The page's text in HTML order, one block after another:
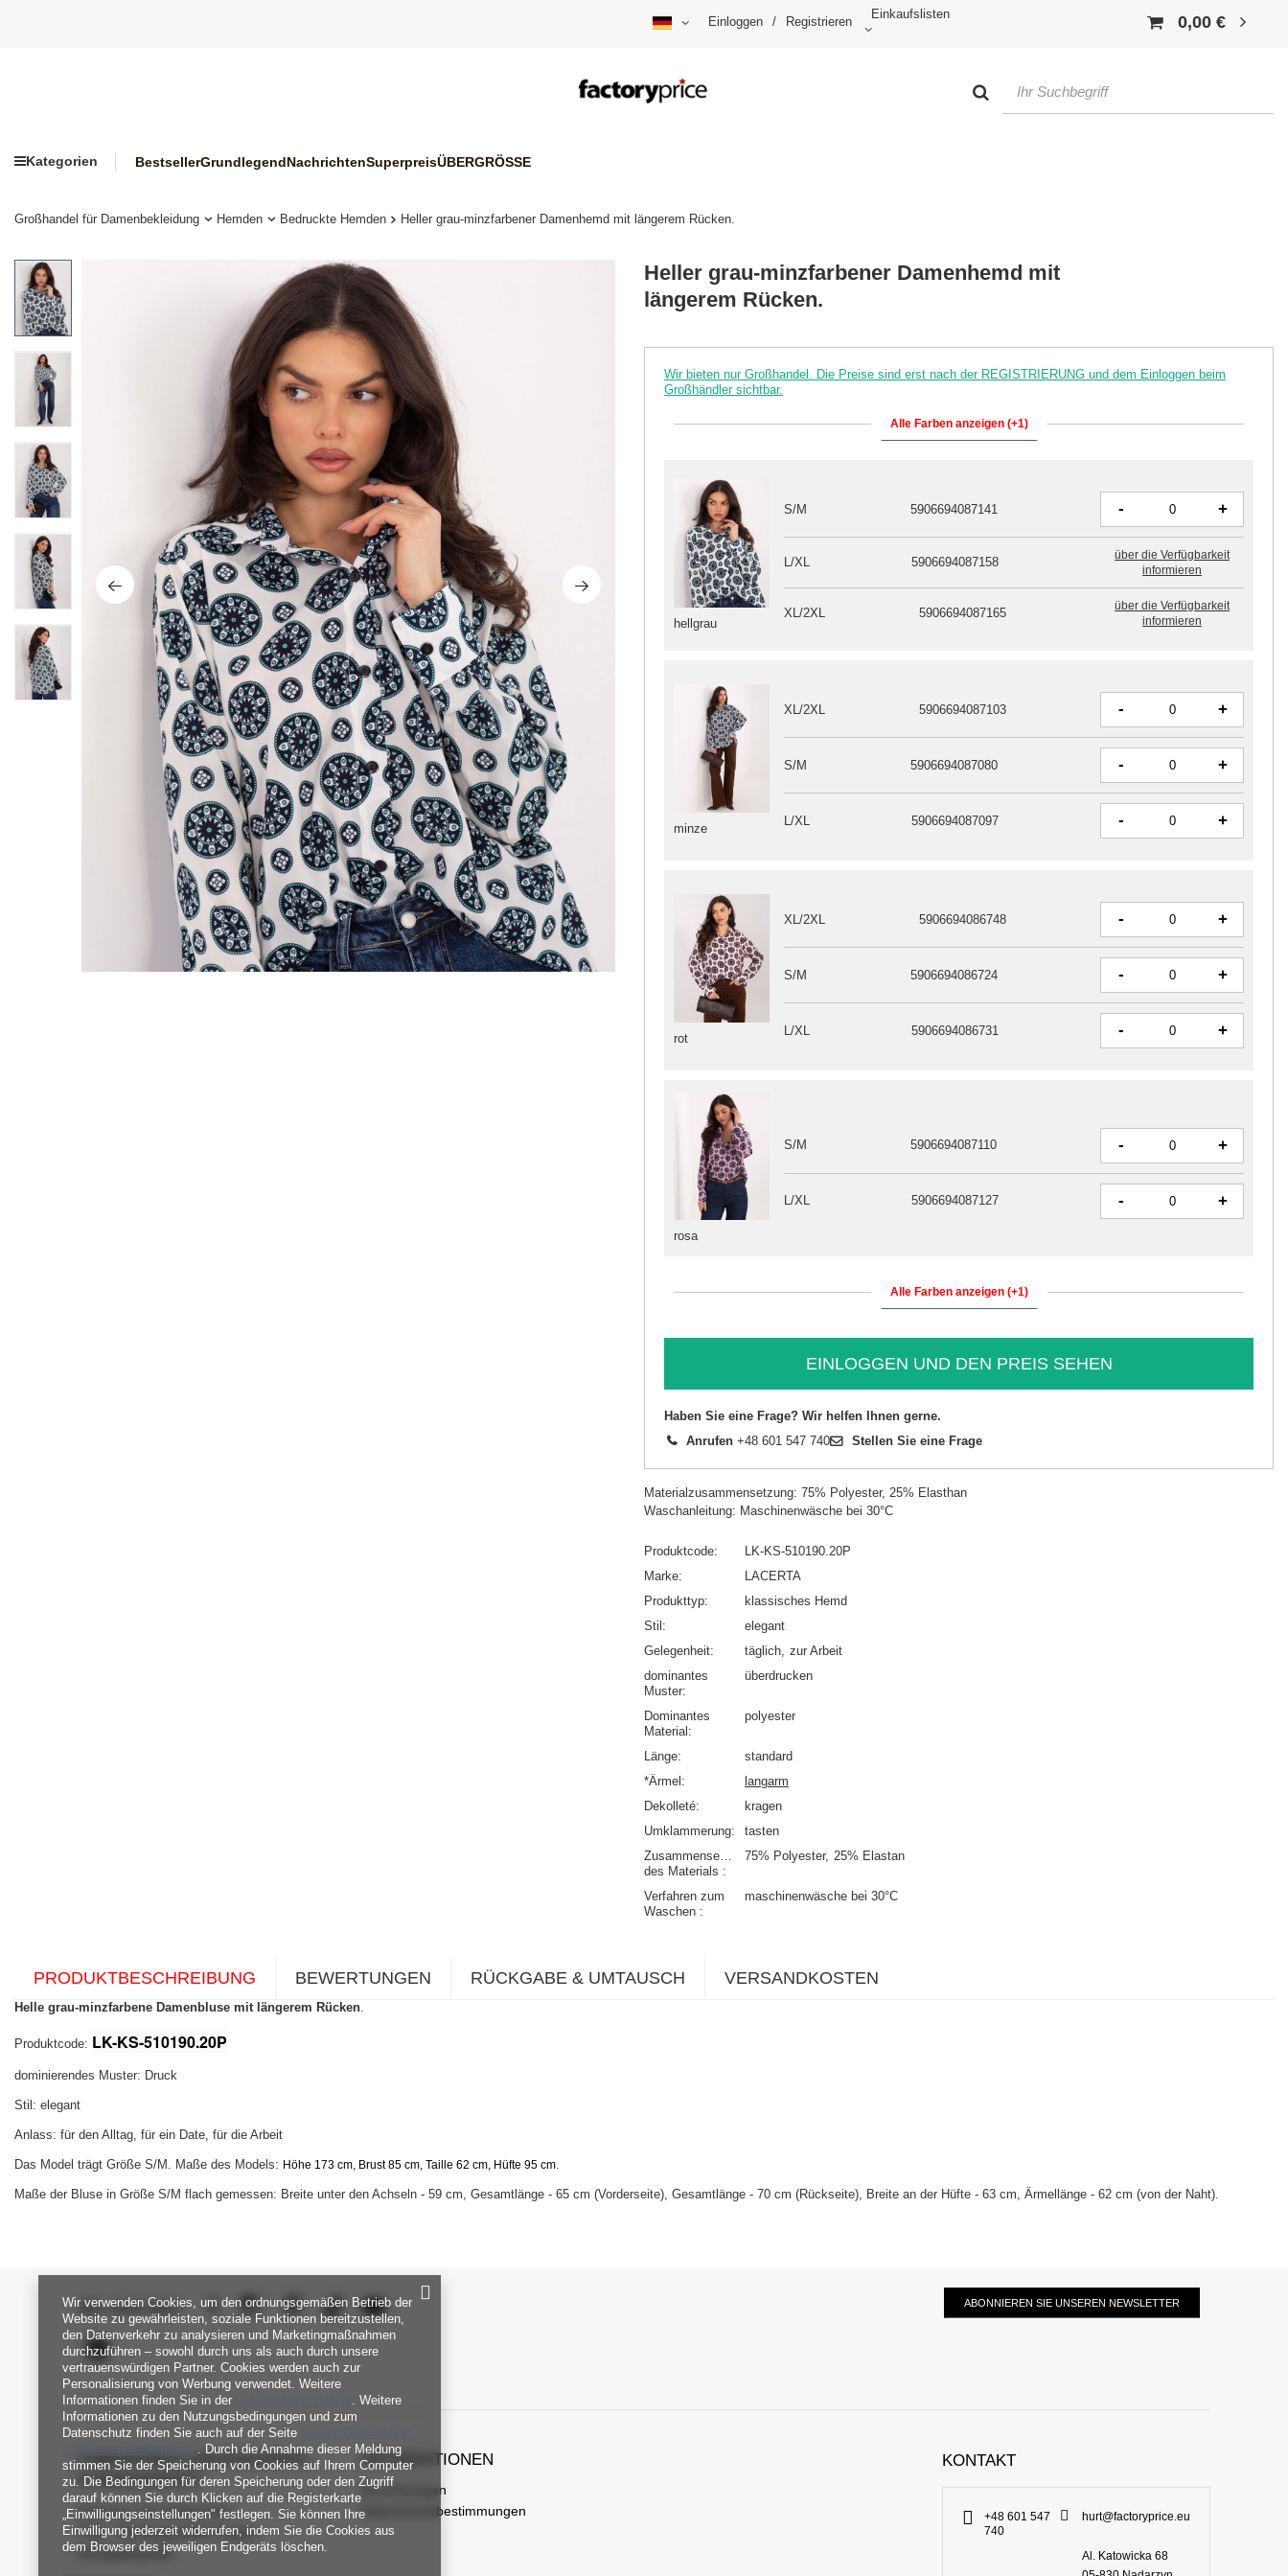
Einloggen / Registrieren
Einkaufslisten 0,00 €
Kategorien BestsellerGrundlegendNachrichtenSuperpreisÜBERGRÖSSE
Großhandel für Damenbekleidung Hemden Bedruckte Hemden Heller grau-minzfarbener Damenhemd mit längerem Rücken.
Heller grau-minzfarbener Damenhemd mit
längerem Rücken.
Wir bieten nur Großhandel. Die Preise sind erst nach der REGISTRIERUNG und dem Einloggen beim
Großhändler sichtbar.
Alle Farben anzeigen (+1)
minze
XL/2XL 5906694087103 - +
S/M 5906694087080 - +
L/XL 5906694087097 - +
rot
XL/2XL 5906694086748 - +
S/M 5906694086724 - +
L/XL 5906694086731 - +
rosa
S/M 5906694087110 - +
L/XL 5906694087127 - +
hellgrau
S/M 5906694087141 - +
L/XL 5906694087158
über die Verfügbarkeit
informieren
XL/2XL 5906694087165
über die Verfügbarkeit
informieren
Alle Farben anzeigen (+1)
EINLOGGEN UND DEN PREIS SEHEN
Haben Sie eine Frage? Wir helfen Ihnen gerne.
Anrufen +48 601 547 740 Stellen Sie eine Frage
Materialzusammensetzung: 75% Polyester, 25% Elasthan
Waschanleitung: Maschinenwäsche bei 30°C
Produktcode
LK-KS-510190.20P
Marke
LACERTA
Produkttyp
klassisches Hemd
Stil
elegant
Gelegenheit
täglich zur Arbeit
dominantes
Muster
überdrucken
Dominantes
Material
polyester
Länge
standard
*Ärmel
langarm
Dekolleté
kragen
Umklammerung
tasten
Zusammensetzung
des Materials
75% Polyester 25% Elastan
Verfahren zum
Waschen
maschinenwäsche bei 30°C
PRODUKTBESCHREIBUNG BEWERTUNGEN RÜCKGABE & UMTAUSCH VERSANDKOSTEN
Helle grau-minzfarbene Damenbluse mit längerem Rücken.
Produktcode: LK-KS-510190.20P
dominierendes Muster: Druck
Stil: elegant
Anlass: für den Alltag, für ein Date, für die Arbeit
Das Model trägt Größe S/M. Maße des Models: Höhe 173 cm, Brust 85 cm, Taille 62 cm, Hüfte 95 cm.
Maße der Bluse in Größe S/M flach gemessen: Breite unter den Achseln - 59 cm, Gesamtlänge - 65 cm (Vorderseite), Gesamtlänge - 70 cm (Rückseite), Breite an der Hüfte - 63 cm, Ärmellänge - 62 cm (von der Naht).
SEI UNS NAH ABONNIEREN SIE UNSEREN NEWSLETTER
FABRIKPREIS-GROSSHANDEL-K
UNDENDIENST
Zahlung und Lieferkosten
FAQ - Häufig gestellte Fragen
Rückgabepolitik
INFORMATIONEN
Verordnungen
Datenschutzbestimmungen
KONTAKT
+48 601 547
740
hurt@factoryprice.eu
Al. Katowicka 68
Wir verwenden Cookies, um den ordnungsgemäßen Betrieb der
Website zu gewährleisten, soziale Funktionen bereitzustellen,
den Datenverkehr zu analysieren und Marketingmaßnahmen
durchzuführen – sowohl durch uns als auch durch unsere
vertrauenswürdigen Partner. Cookies werden auch zur
Personalisierung von Werbung verwendet. Weitere
Informationen finden Sie in der
. Weitere
Informationen zu den Nutzungsbedingungen und zum
Datenschutz finden Sie auch auf der Seite
& Nutzungsbedingungen . Durch die Annahme dieser Meldung
stimmen Sie der Speicherung von Cookies auf Ihrem Computer
zu. Die Bedingungen für deren Speicherung oder den Zugriff
darauf können Sie durch Klicken auf die Registerkarte
„Einwilligungseinstellungen" festlegen. Sie können Ihre
Einwilligung jederzeit widerrufen, indem Sie die Cookies aus
dem Browser des jeweiligen Endgeräts löschen.